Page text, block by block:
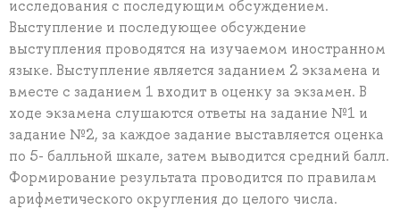
исследования с последующим обсуждением.
Выступление и последующее обсуждение
выступления проводятся на изучаемом иностранном
языке. Выступление является заданием 2 экзамена и
вместе с заданием 1 входит в оценку за экзамен. В
ходе экзамена слушаются ответы на задание №1 и
задание №2, за каждое задание выставляется оценка
по 5- балльной шкале, затем выводится средний балл.
Формирование результата проводится по правилам
арифметического округления до целого числа.